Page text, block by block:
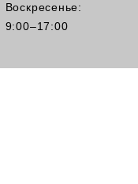
Воскресенье:
9:00–17:00